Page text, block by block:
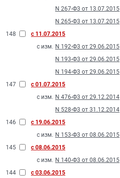
N 267-Ф3 от 13.07.2015
N 265-Ф3 от 13.07.2015
148
с 11.07.2015
с изм. N 192-Ф3 от 29.06.2015
N 193-Ф3 от 29.06.2015
N 194-Ф3 от 29.06.2015
147
с 01.07.2015
с изм. N 476-Ф3 от 29.12.2014
N 528-Ф3 от 31.12.2014
146
с 19.06.2015
с изм. N 153-Ф3 от 08.06.2015
145
с 08.06.2015
с изм. N 140-Ф3 от 08.06.2015
144
с 03.06.2015